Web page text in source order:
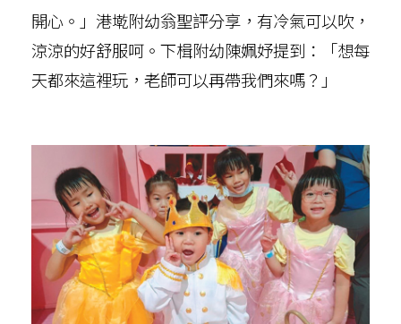
開心。」港墘附幼翁聖評分享，有冷氣可以吹，
涼涼的好舒服呵。下楫附幼陳姵妤提到：「想每
天都來這裡玩，老師可以再帶我們來嗎？」